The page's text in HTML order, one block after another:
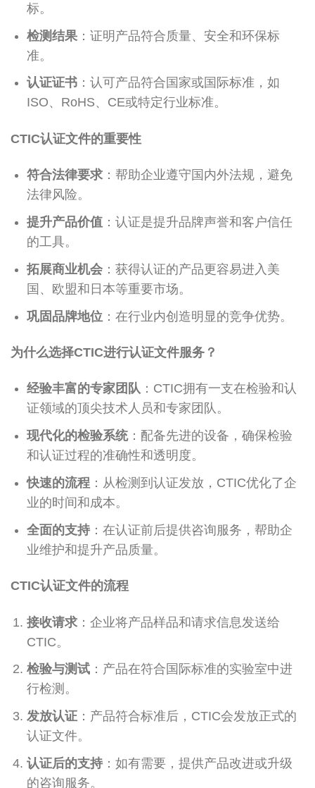
标。
检测结果 ：证明产品符合质量、安全和环保标
准。
认证证书 ：认可产品符合国家或国际标准，如
ISO、RoHS、CE或特定行业标准。
CTIC认证文件的重要性
符合法律要求 ：帮助企业遵守国内外法规，避免
法律风险。
提升产品价值 ：认证是提升品牌声誉和客户信任
的工具。
拓展商业机会 ：获得认证的产品更容易进入美
国、欧盟和日本等重要市场。
巩固品牌地位 ：在行业内创造明显的竞争优势。
为什么选择CTIC进行认证文件服务？
经验丰富的专家团队 ：CTIC拥有一支在检验和认
证领域的顶尖技术人员和专家团队。
现代化的检验系统：配备先进的设备，确保检验
和认证过程的准确性和透明度。
快速的流程 ：从检测到认证发放，CTIC优化了企
业的时间和成本。
全面的支持：在认证前后提供咨询服务，帮助企
业维护和提升产品质量。
CTIC认证文件的流程
接收请求 ：企业将产品样品和请求信息发送给
CTIC。
检验与测试 ：产品在符合国际标准的实验室中进
行检测。
发放认证 ：产品符合标准后，CTIC会发放正式的
认证文件。
认证后的支持：如有需要，提供产品改进或升级
的咨询服务。